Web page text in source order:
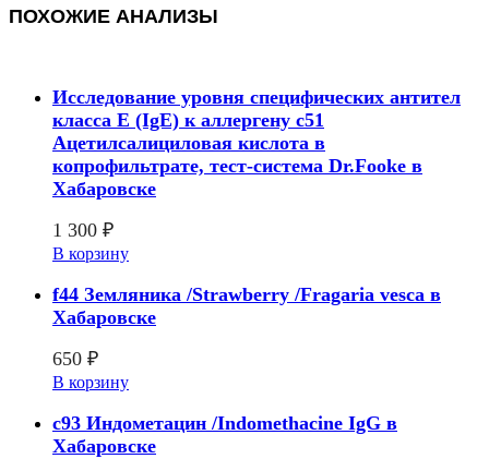
ПОХОЖИЕ АНАЛИЗЫ
Исследование уровня специфических антител
класса E (IgE) к аллергену c51
Ацетилсалициловая кислота в
копрофильтрате, тест-система Dr.Fooke в
Хабаровске
1 300 ₽
В корзину
f44 Земляника /Strawberry /Fragaria vesca в
Хабаровске
650 ₽
В корзину
c93 Индометацин /Indomethacine IgG в
Хабаровске